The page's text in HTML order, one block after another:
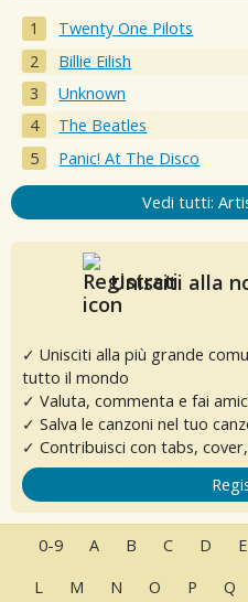
Twenty One Pilots
Billie Eilish
Unknown
The Beatles
Panic! At The Disco
Vedi tutti:
Unisciti alla
✓ Unisciti alla più grande
tutto il mondo
✓ Valuta, commenta e fai
✓ Salva le canzoni nel tuo
✓ Contribuisci con tabs,
0-9 A B C D E
L
M N O P Q